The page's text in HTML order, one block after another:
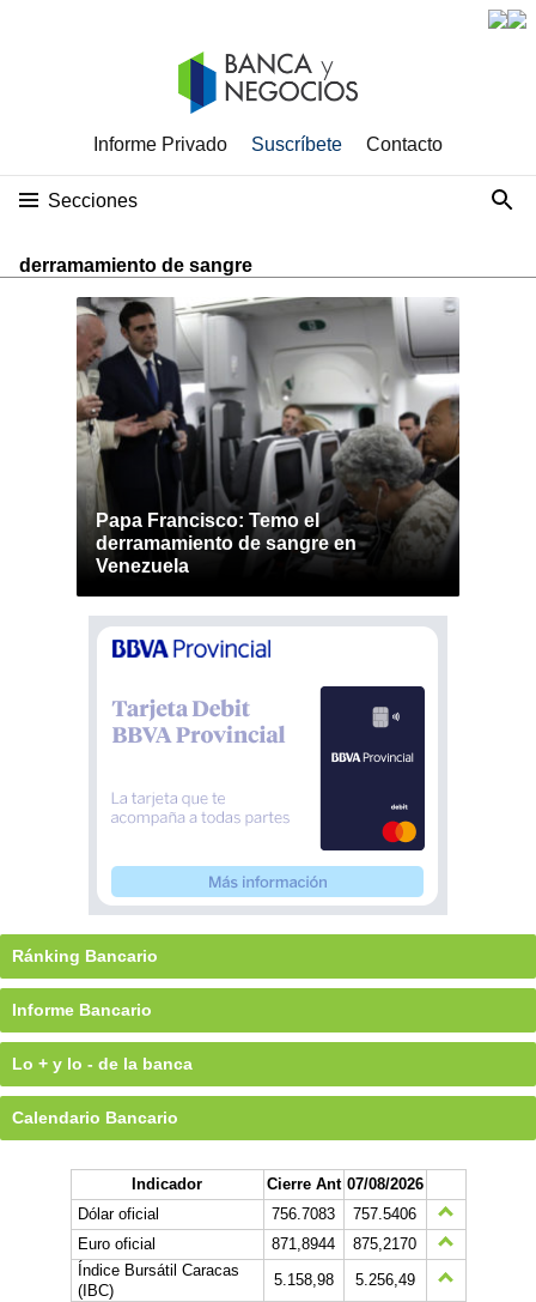
Informe Privado Suscríbete Contacto
Secciones
derramamiento de sangre
Papa Francisco: Temo el
derramamiento de sangre en
Venezuela
Ránking Bancario
Informe Bancario
Lo + y lo - de la banca
Calendario Bancario
Indicador Cierre Ant 07/08/2026
Dólar oficial
756.7083
757.5406
Euro oficial
871,8944
875,2170
Índice Bursátil Caracas
(IBC)
5.158,98
5.256,49